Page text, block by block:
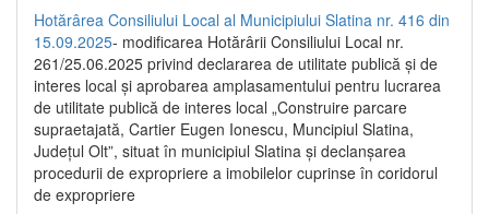
Hotărârea Consiliului Local al Municipiului Slatina nr. 416 din
15.09.2025- modificarea Hotărârii Consiliului Local nr.
261/25.06.2025 privind declararea de utilitate publică și de
interes local și aprobarea amplasamentului pentru lucrarea
de utilitate publică de interes local „Construire parcare
supraetajată, Cartier Eugen Ionescu, Muncipiul Slatina,
Județul Olt”, situat în municipiul Slatina și declanșarea
procedurii de expropriere a imobilelor cuprinse în coridorul
de expropriere